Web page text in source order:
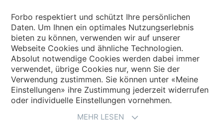
Land auswählen
Land auswählen
Forbo respektiert und schützt Ihre persönlichen
Daten. Um Ihnen ein optimales Nutzungserlebnis
bieten zu können, verwenden wir auf unserer
Webseite Cookies und ähnliche Technologien.
Absolut notwendige Cookies werden dabei immer
verwendet, übrige Cookies nur, wenn Sie der
Verwendung zustimmen. Sie können unter «Meine
Einstellungen» ihre Zustimmung jederzeit widerrufen
oder individuelle Einstellungen vornehmen.
MEHR LESEN